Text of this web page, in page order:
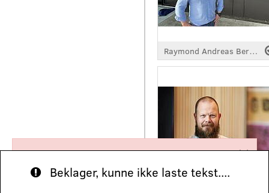
Policy for informasjonskapsler kan ikke aksesseres nå.
Vennligst forsøk igjen senere.
Raymond Andreas Berglund
Beklager, kunne ikke laste tekst....